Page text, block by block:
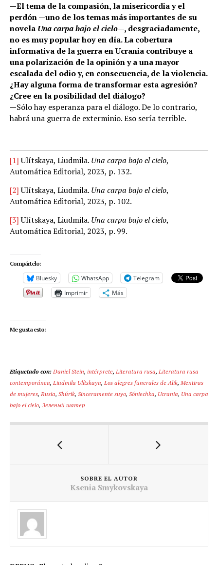
—El tema de la compasión, la misericordia y el
perdón —uno de los temas más importantes de su
novela Una carpa bajo el cielo—, desgraciadamente,
no es muy popular hoy en día. La cobertura
informativa de la guerra en Ucrania contribuye a
una polarización de la opinión y a una mayor
escalada del odio y, en consecuencia, de la violencia.
¿Hay alguna forma de transformar esta agresión?
¿Cree en la posibilidad del diálogo?
—Sólo hay esperanza para el diálogo. De lo contrario,
habrá una guerra de exterminio. Eso sería terrible.
[1]Ulítskaya, Liudmila. Una carpa bajo el cielo,
Automática Editorial, 2023, p. 132.
[2]Ulítskaya, Liudmila. Una carpa bajo el cielo,
Automática Editorial, 2023, p. 102.
[3]Ulítskaya, Liudmila. Una carpa bajo el cielo,
Automática Editorial, 2023, p. 99.
Compártelo:
Bluesky WhatsApp
Telegram
Imprimir
Más
Me gusta esto:
Etiquetado con: Daniel Stein, intérprete, Literatura rusa, Literatura rusa
contemporánea, Liudmila Ulítskaya, Los alegres funerales de Alik, Mentiras
de mujeres, Rusia, Shúrik, Sinceramente suyo, Sóniechka, Ucrania, Una carpa
bajo el cielo, Зеленый шатер
SOBRE EL AUTOR
Ksenia Smykovskaya